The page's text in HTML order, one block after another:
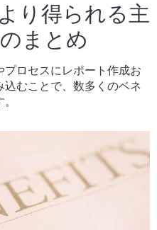
り得られる主
まとめ
ロセスにレポート作成お
むことで、数多くのベネ